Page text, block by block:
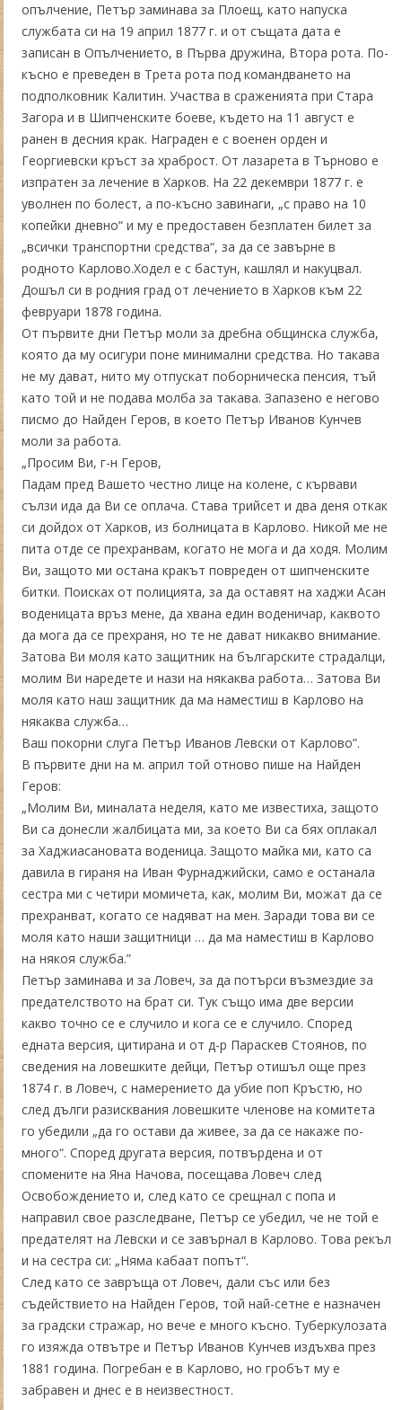
опълчение, Петър заминава за Плоещ, като напуска
службата си на 19 април 1877 г. и от същата дата е
записан в Опълчението, в Първа дружина, Втора рота. По-
късно е преведен в Трета рота под командването на
подполковник Калитин. Участва в сраженията при Стара
Загора и в Шипченските боеве, където на 11 август е
ранен в десния крак. Награден е с военен орден и
Георгиевски кръст за храброст. От лазарета в Търново е
изпратен за лечение в Харков. На 22 декември 1877 г. е
уволнен по болест, а по-късно завинаги, „с право на 10
копейки дневно“ и му е предоставен безплатен билет за
„всички транспортни средства“, за да се завърне в
родното Карлово.Ходел е с бастун, кашлял и накуцвал.
Дошъл си в родния град от лечението в Харков към 22
февруари 1878 година.
От първите дни Петър моли за дребна общинска служба,
която да му осигури поне минимални средства. Но такава
не му дават, нито му отпускат поборническа пенсия, тъй
като той и не подава молба за такава. Запазено е негово
писмо до Найден Геров, в което Петър Иванов Кунчев
моли за работа.
„Просим Ви, г-н Геров,
Падам пред Вашето честно лице на колене, с кървави
сълзи ида да Ви се оплача. Става трийсет и два деня откак
си дойдох от Харков, из болницата в Карлово. Никой ме не
пита отде се прехранвам, когато не мога и да ходя. Молим
Ви, защото ми остана кракът повреден от шипченските
битки. Поисках от полицията, за да оставят на хаджи Асан
воденицата връз мене, да хвана един воденичар, каквото
да мога да се прехраня, но те не дават никакво внимание.
Затова Ви моля като защитник на българските страдалци,
молим Ви наредете и нази на някаква работа… Затова Ви
моля като наш защитник да ма наместиш в Карлово на
някаква служба…
Ваш покорни слуга Петър Иванов Левски от Карлово”.
В първите дни на м. април той отново пише на Найден
Геров:
„Молим Ви, миналата неделя, като ме известиха, защото
Ви са донесли жалбицата ми, за което Ви са бях оплакал
за Хаджиасановата воденица. Защото майка ми, като са
давила в гираня на Иван Фурнаджийски, само е останала
сестра ми с четири момичета, как, молим Ви, можат да се
прехранват, когато се надяват на мен. Заради това ви се
моля като наши защитници … да ма наместиш в Карлово
на някоя служба.”
Петър заминава и за Ловеч, за да потърси възмездие за
предателството на брат си. Тук също има две версии
какво точно се е случило и кога се е случило. Според
едната версия, цитирана и от д-р Параскев Стоянов, по
сведения на ловешките дейци, Петър отишъл още през
1874 г. в Ловеч, с намерението да убие поп Кръстю, но
след дълги разисквания ловешките членове на комитета
го убедили „да го остави да живее, за да се накаже по-
много“. Според другата версия, потвърдена и от
спомените на Яна Начова, посещава Ловеч след
Освобождението и, след като се срещнал с попа и
направил свое разследване, Петър се убедил, че не той е
предателят на Левски и се завърнал в Карлово. Това рекъл
и на сестра си: „Няма кабаат попът“.
След като се завръща от Ловеч, дали със или без
съдействието на Найден Геров, той най-сетне е назначен
за градски стражар, но вече е много късно. Туберкулозата
го изяжда отвътре и Петър Иванов Кунчев издъхва през
1881 година. Погребан е в Карлово, но гробът му е
забравен и днес е в неизвестност.